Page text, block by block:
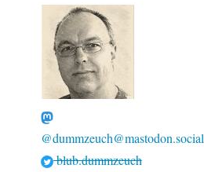
@dummzeuch@mastodon.social
blub.dummzeuch